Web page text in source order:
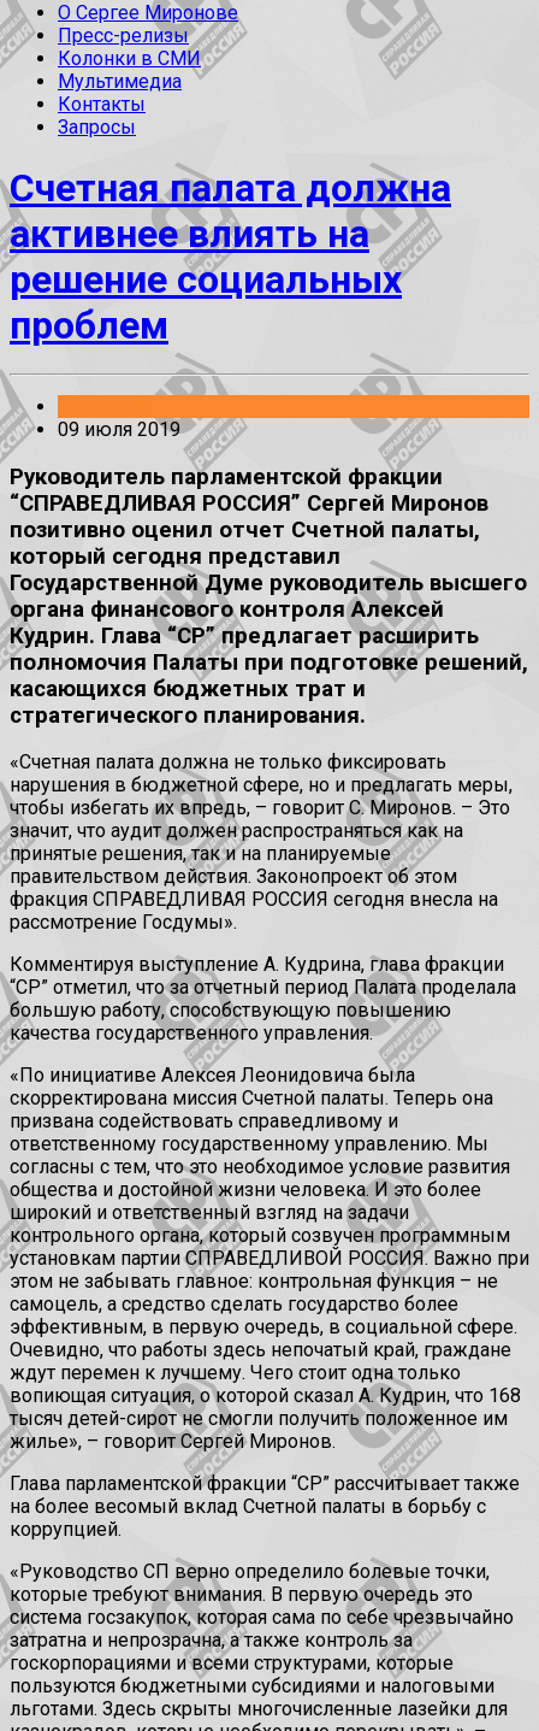
О Сергее Миронове
Пресс-релизы
Колонки в СМИ
Мультимедиа
Контакты
Запросы
Счетная палата должна
активнее влиять на
решение социальных
проблем
09 июля 2019
Руководитель парламентской фракции
“СПРАВЕДЛИВАЯ РОССИЯ” Сергей Миронов
позитивно оценил отчет Счетной палаты,
который сегодня представил
Государственной Думе руководитель высшего
органа финансового контроля Алексей
Кудрин. Глава “СР” предлагает расширить
полномочия Палаты при подготовке решений,
касающихся бюджетных трат и
стратегического планирования.
«Счетная палата должна не только фиксировать
нарушения в бюджетной сфере, но и предлагать меры,
чтобы избегать их впредь, – говорит С. Миронов. – Это
значит, что аудит должен распространяться как на
принятые решения, так и на планируемые
правительством действия. Законопроект об этом
фракция СПРАВЕДЛИВАЯ РОССИЯ сегодня внесла на
рассмотрение Госдумы».
Комментируя выступление А. Кудрина, глава фракции
“СР” отметил, что за отчетный период Палата проделала
большую работу, способствующую повышению
качества государственного управления.
«По инициативе Алексея Леонидовича была
скорректирована миссия Счетной палаты. Теперь она
призвана содействовать справедливому и
ответственному государственному управлению. Мы
согласны с тем, что это необходимое условие развития
общества и достойной жизни человека. И это более
широкий и ответственный взгляд на задачи
контрольного органа, который созвучен программным
установкам партии СПРАВЕДЛИВОЙ РОССИЯ. Важно при
этом не забывать главное: контрольная функция – не
самоцель, а средство сделать государство более
эффективным, в первую очередь, в социальной сфере.
Очевидно, что работы здесь непочатый край, граждане
ждут перемен к лучшему. Чего стоит одна только
вопиющая ситуация, о которой сказал А. Кудрин, что 168
тысяч детей-сирот не смогли получить положенное им
жилье», – говорит Сергей Миронов.
Глава парламентской фракции “СР” рассчитывает также
на более весомый вклад Счетной палаты в борьбу с
коррупцией.
«Руководство СП верно определило болевые точки,
которые требуют внимания. В первую очередь это
система госзакупок, которая сама по себе чрезвычайно
затратна и непрозрачна, а также контроль за
госкорпорациями и всеми структурами, которые
пользуются бюджетными субсидиями и налоговыми
льготами. Здесь скрыты многочисленные лазейки для